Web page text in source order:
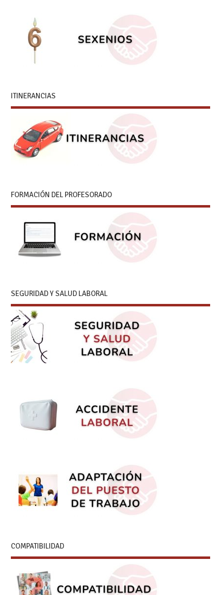
ITINERANCIAS
FORMACIÓN DEL PROFESORADO
SEGURIDAD Y SALUD LABORAL
COMPATIBILIDAD